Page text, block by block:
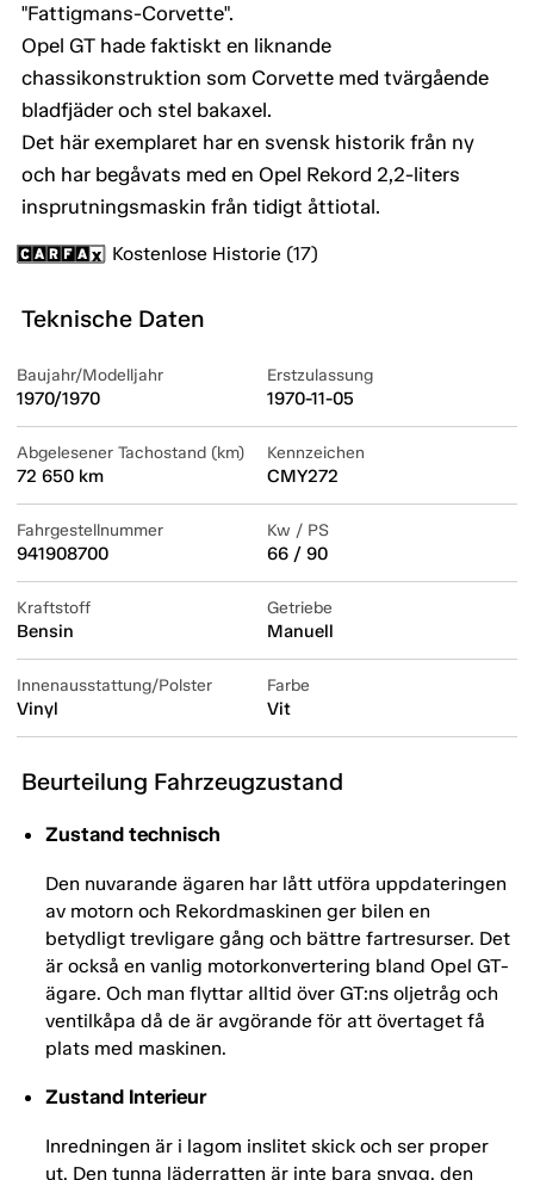
"Fattigmans-Corvette".
Opel GT hade faktiskt en liknande
chassikonstruktion som Corvette med tvärgående
bladfjäder och stel bakaxel.
Det här exemplaret har en svensk historik från ny
och har begåvats med en Opel Rekord 2,2-liters
insprutningsmaskin från tidigt åttiotal.
Kostenlose Historie (17)
Teknische Daten
Baujahr/Modelljahr
1970/1970
Erstzulassung
1970-11-05
Abgelesener Tachostand (km)
72 650 km
Kennzeichen
CMY272
Fahrgestellnummer
941908700
Kw / PS
66 / 90
Kraftstoff
Bensin
Getriebe
Manuell
Innenausstattung/Polster
Vinyl
Farbe
Vit
Beurteilung Fahrzeugzustand
Zustand technisch
Den nuvarande ägaren har lått utföra uppdateringen
av motorn och Rekordmaskinen ger bilen en
betydligt trevligare gång och bättre fartresurser. Det
är också en vanlig motorkonvertering bland Opel GT-
ägare. Och man flyttar alltid över GT:ns oljetråg och
ventilkåpa då de är avgörande för att övertaget få
plats med maskinen.
Zustand Interieur
Inredningen är i lagom inslitet skick och ser proper
ut. Den tunna läderratten är inte bara snygg, den